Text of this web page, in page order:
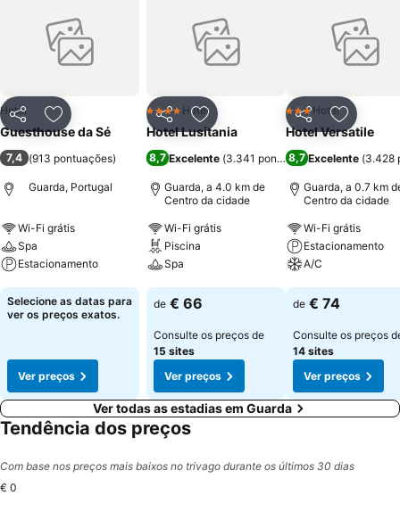
PartilharAdicionar aos favoritos
Hotel
Guesthouse da Sé
7,4 (913 pontuações)
Guarda, Portugal
Wi-Fi grátis
Spa
Estacionamento
Ver preços
Selecione as datas para
ver os preços exatos.
Ver preços
PartilharAdicionar aos favoritos
4 EstrelasHotel
Hotel Lusitania
8,7 Excelente (3.341 pontuações)
Guarda, a 4.0 km de
Centro da cidade
Wi-Fi grátis
Piscina
Spa
Ver preços
de € 66
Consulte os preços de
15 sites
Ver preços
Partilhar
3 Estrelas
Hotel
Hotel Versatile
8,7 Excelente (3.428
Guarda, a 0.7 km
Centro da cidade
Wi-Fi grátis
Estacionamento
A/C
Ver preços
de € 74
Consulte os preços
14 sites
Ver preços
Ver todas as estadias em Guarda
Tendência dos preços
Com base nos preços mais baixos no trivago durante os últimos 30 dias
€ 0